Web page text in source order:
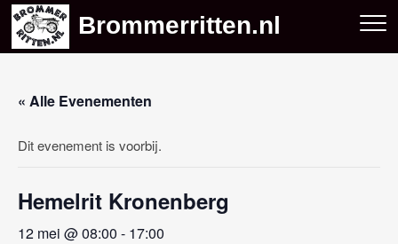
Skip
content
Brommerritten.nl
« Alle Evenementen
Dit evenement is voorbij.
Hemelrit Kronenberg
12 mei @ 08:00 - 17:00